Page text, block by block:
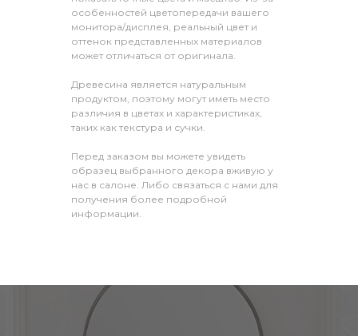
особенностей цветопередачи вашего
монитора/дисплея, реальный цвет и
оттенок представленных материалов
может отличаться от оригинала.
Древесина является натуральным
продуктом, поэтому могут иметь место
различия в цветах и характеристиках,
таких как текстура и сучки.
Перед заказом вы можете увидеть
образец выбранного декора вживую у
нас в салоне. Либо связаться с нами для
получения более подробной
информации.